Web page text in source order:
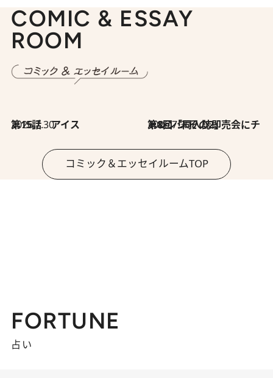
COMIC & ESSAY
ROOM
2026.7.30
第15話 アイス 2026.7.30
第8回「同人誌即売会にチャレンジ その2」
コミック＆エッセイルームTOP
FORTUNE
占い